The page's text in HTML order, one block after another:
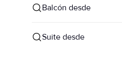
Balcón desde
Suite desde